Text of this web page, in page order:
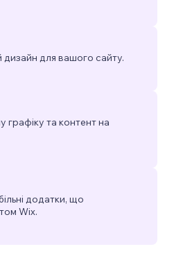
для вашого сайту.
графіку та контент на
додатки, що
Wix.